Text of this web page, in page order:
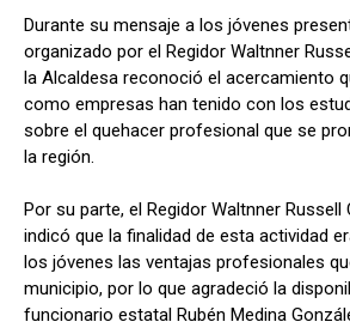
Durante su mensaje a los jóvenes
organizado por el Regidor Waltnner
la Alcaldesa reconoció el acercamiento
como empresas han tenido con los
sobre el quehacer profesional que se
la región.
Por su parte, el Regidor Waltnner
indicó que la finalidad de esta actividad
los jóvenes las ventajas profesionales
municipio, por lo que agradeció la
funcionario estatal Rubén Medina